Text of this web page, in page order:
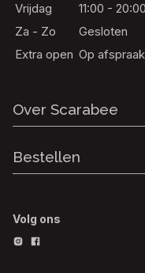
Vrijdag
11:00 - 20:00
Za - Zo
Gesloten
Extra open Op afspraak
Over Scarabee
Bestellen
Volg ons